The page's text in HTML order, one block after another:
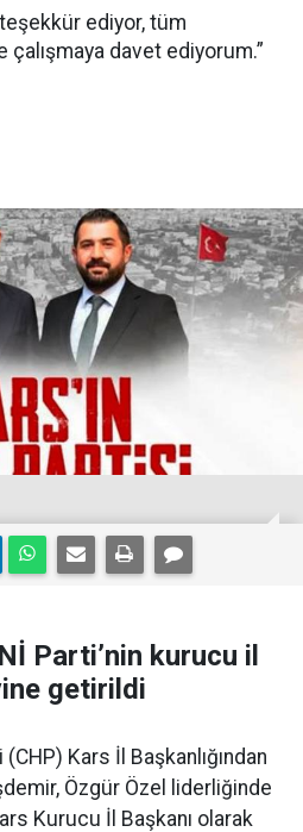
ediyor, tüm
davet ediyorum.”
Parti’nin kurucu il
getirildi
Kars İl Başkanlığından
Özgür Özel liderliğinde
Kurucu İl Başkanı olarak